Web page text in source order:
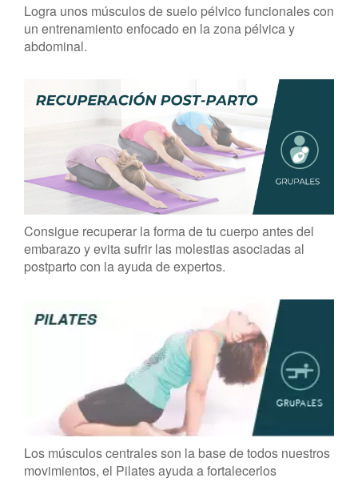
Logra unos músculos de suelo pélvico funcionales con
un entrenamiento enfocado en la zona pélvica y
abdominal.
Consigue recuperar la forma de tu cuerpo antes del
embarazo y evita sufrir las molestias asociadas al
postparto con la ayuda de expertos.
Los músculos centrales son la base de todos nuestros
movimientos, el Pilates ayuda a fortalecerlos